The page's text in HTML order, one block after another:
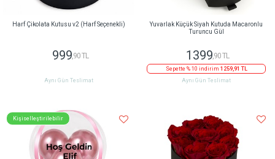
Harf Çikolata Kutusu v2 (Harf Seçenekli)
999,90 TL
Aynı Gün Teslimat
Yuvarlak Küçük Siyah Kutuda Macaronlu
Turuncu Gül
1399,90 TL
Sepette % 10 indirim 1259,91 TL
Aynı Gün Teslimat
Kişiselleştirilebilir